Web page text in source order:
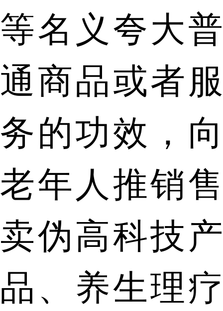
等名义夸大普
通商品或者服
务的功效，向
老年人推销售
卖伪高科技产
品、养生理疗